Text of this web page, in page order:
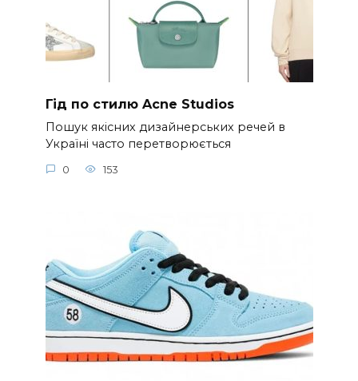
Гід по стилю Acne Studios
Пошук якісних дизайнерських речей в
Україні часто перетворюється
0 153